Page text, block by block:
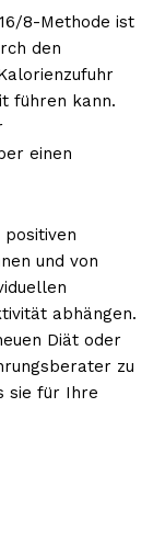
8-Methode ist
den
führen kann.
einen
positiven
und von
abhängen.
Diät oder
zu
sie für Ihre